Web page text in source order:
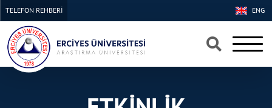
×
×
ENG
TELEFON REHBERİ